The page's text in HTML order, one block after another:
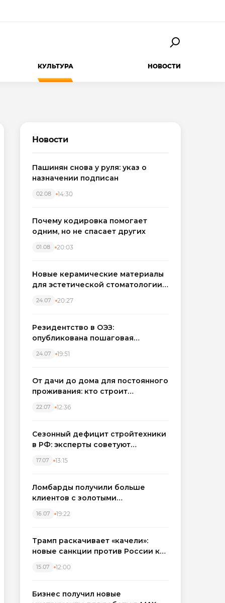
КУЛЬТУРА НОВОСТИ
Новости
Пашинян снова у руля: указ о
назначении подписан
02.08 14:30
Почему кодировка помогает
одним, но не спасает других
01.08 20:03
Новые керамические материалы
для эстетической стоматологии
24.07 20:27
Резидентство в ОЭЗ:
опубликована пошаговая
налоговых льгот для инвесторов
24.07 19:51
От дачи до дома для постоянного
проживания: кто строит
Западном регионе
22.07 12:36
Сезонный дефицит стройтехники
в РФ: эксперты советуют
17.07 13:15
Ломбарды получили больше
клиентов с золотыми
вырос на фоне подорожания
16.07 19:22
Трамп раскачивает «качели»:
новые санкции против России как
15.07 12:00
Бизнес получил новые